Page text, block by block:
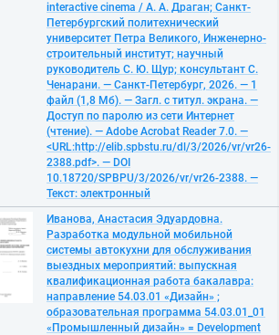
interactive cinema / А. А. Драган; Санкт-
Петербургский политехнический
университет Петра Великого, Инженерно-
строительный институт; научный
руководитель С. Ю. Щур; консультант С.
Ченарани. — Санкт-Петербург, 2026. — 1
файл (1,8 Мб). — Загл. с титул. экрана. —
Доступ по паролю из сети Интернет
(чтение). — Adobe Acrobat Reader 7.0. —
<URL:http://elib.spbstu.ru/dl/3/2026/vr/vr26-
2388.pdf>. — DOI
10.18720/SPBPU/3/2026/vr/vr26-2388. —
Текст: электронный
Иванова, Анастасия Эдуардовна.
Разработка модульной мобильной
системы автокухни для обслуживания
выездных мероприятий: выпускная
квалификационная работа бакалавра:
направление 54.03.01 «Дизайн» ;
образовательная программа 54.03.01_01
«Промышленный дизайн» = Development